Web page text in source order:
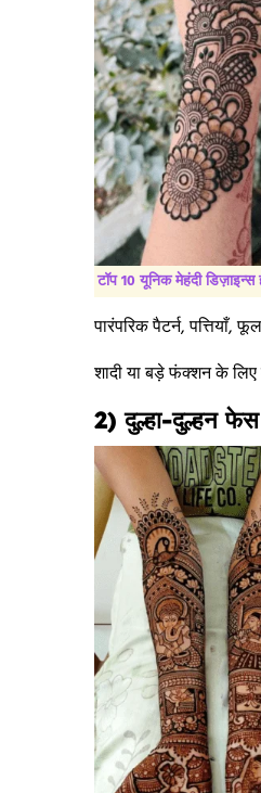
टॉप 10 यूनिक मेहंदी
पारंपरिक पैटर्न,
शादी या बड़े फंक्शन के
2) दुल्हा-दुल्हन फेस